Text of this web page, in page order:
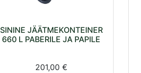
SININE JÄÄTMEKONTEINER
660 L PABERILE JA PAPILE
201,00 €